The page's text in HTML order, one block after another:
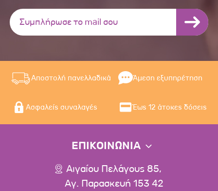
Αποστολή πανελλαδικά Άμεση εξυπηρέτηση
Ασφαλείς συναλαγές Έως 12 άτοκες δόσεις
ΕΠΙΚΟΙΝΩΝΙΑ
Αιγαίου Πελάγους 85,
Αγ. Παρασκευή 153 42